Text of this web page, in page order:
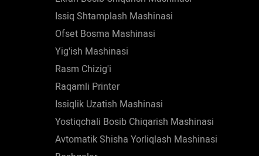
Issiq Shtamplash Mashinasi
Ofset Bosma Mashinasi
Yig'ish Mashinasi
Rasm Chizig'i
Raqamli Printer
Issiqlik Uzatish Mashinasi
Yostiqchali Bosib Chiqarish Mashinasi
Avtomatik Shisha Yorliqlash Mashinasi